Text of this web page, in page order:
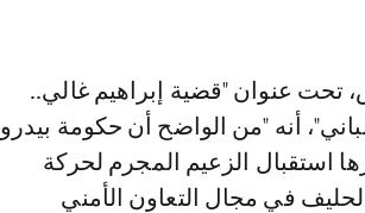
تحت عنوان "قضية إبراهيم غالي..
أنه "من الواضح أن حكومة بيدرو
استقبال الزعيم المجرم لحركة
في مجال التعاون الأمني